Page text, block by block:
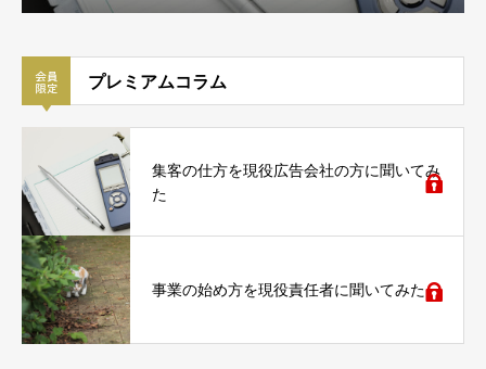
プレミアムコラム
集客の仕方を現役広告会社の方に聞いてみ
た
事業の始め方を現役責任者に聞いてみた